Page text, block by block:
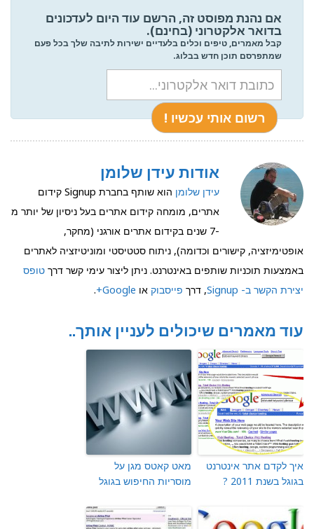
אם נהנת מפוסט זה, הרשם עוד היום לעדכונים
בדואר אלקטרוני (בחינם).
קבל מאמרים, טיפים וכלים בלעדיים ישירות לתיבה שלך בכל פעם
שמתפרסם תוכן חדש בבלוג.
אודות עידן שלומן
עידן שלומן
הוא שותף בחברת Signup קידום
אתרים, מומחה קידום אתרים בעל ניסיון של יותר מ
-7 שנים בקידום אתרים אורגני (מחקר,
אופטימיזציה, קישורים וכדומה), ניתוח סטטיסטי ומוניטיזציה לאתרים
באמצעות תוכניות שותפים באינטרנט. ניתן ליצור עימי קשר דרך טופס
יצירת הקשר ב- Signup
, דרך פייסבוק או Google+
.
עוד מאמרים שיכולים לעניין אותך..
איך לקדם אתר אינטרנט
בגוגל בשנת 2011 ?
מאט קאטס מגן על
מוסריות החיפוש בגוגל